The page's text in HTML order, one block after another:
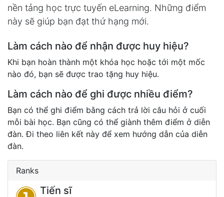
nền tảng học trực tuyến eLearning. Những điểm
này sẽ giúp bạn đạt thứ hạng mới.
Làm cách nào để nhận được huy hiệu?
Khi bạn hoàn thành một khóa học hoặc tới một mốc
nào đó, bạn sẽ được trao tặng huy hiệu.
Làm cách nào để ghi được nhiều điểm?
Bạn có thể ghi điểm bằng cách trả lời câu hỏi ở cuối
mỗi bài học. Bạn cũng có thể giành thêm điểm ở diễn
đàn. Đi theo liên kết này để xem hướng dẫn của diễn
đàn.
Ranks
Tiến sĩ